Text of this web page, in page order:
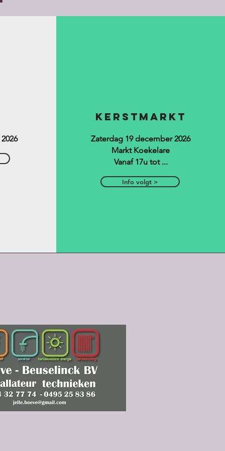
kerstmarkt
Zaterdag 19 december 2026
Markt Koekelare
Vanaf 17u tot ...
Info volgt >